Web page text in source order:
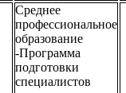
Среднее
профессиональное
образование
-Программа
подготовки
специалистов